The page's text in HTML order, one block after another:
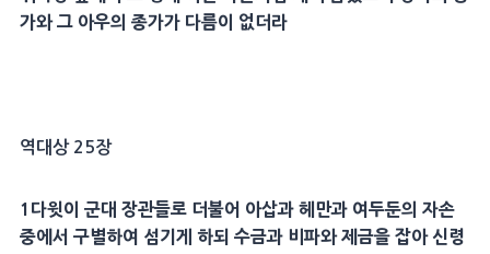
가와 그 아우의 종가가 다름이 없더라
역대상 25장
1 다윗이 군대 장관들로 더불어 아삽과 헤만과 여두둔의 자손
중에서 구별하여 섬기게 하되 수금과 비파와제금을 잡아 신령